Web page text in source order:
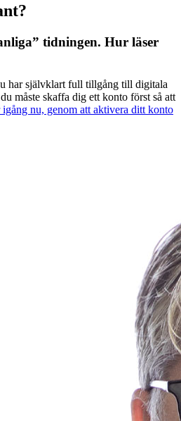
tidningen. Hur läser
har självklart full tillgång till digitala
måste skaffa dig ett konto först så att
nu, genom att aktivera ditt konto